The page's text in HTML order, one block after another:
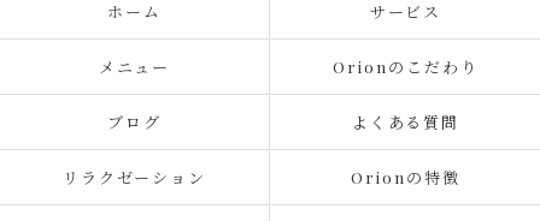
ホーム サービス
メニュー Orionのこだわり
ブログ よくある質問
リラクゼーション Orionの特徴